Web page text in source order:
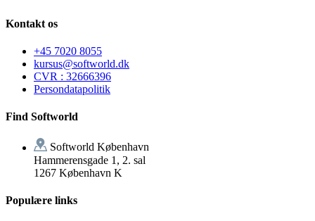
Kontakt os
+45 7020 8055
kursus@softworld.dk
CVR : 32666396
Persondatapolitik
Find Softworld
Softworld København
Hammerensgade 1, 2. sal
1267 København K
Populære links